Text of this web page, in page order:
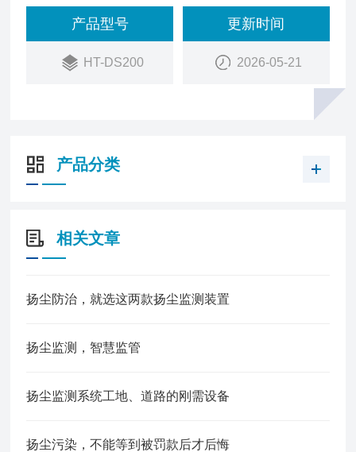
监控、监测项等，可根据需求任意定制
3、泵吸式采样：自主研发传感器模组
产品型号
HT-DS200
更新时间
2026-05-21
产品分类
相关文章
扬尘防治，就选这两款扬尘监测装置
扬尘监测，智慧监管
扬尘监测系统工地、道路的刚需设备
扬尘污染，不能等到被罚款后才后悔